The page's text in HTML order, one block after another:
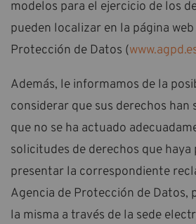
modelos para el ejercicio de los
pueden localizar en la página
Protección de Datos (
Además, le informamos de la
considerar que sus derechos han
que no se ha actuado
solicitudes de derechos que
presentar la correspondiente
Agencia de Protección de Datos,
la misma a través de la sede